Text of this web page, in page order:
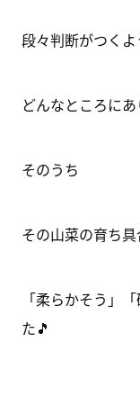
段々判断がつくよ
どんなところに
そのうち
その山菜の育ち具
「柔らかそう」
た🎵